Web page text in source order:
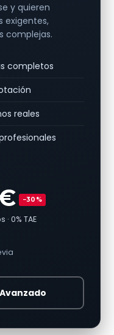
y quieren
exigentes,
complejas.
completos
reales
−30%
0% TAE